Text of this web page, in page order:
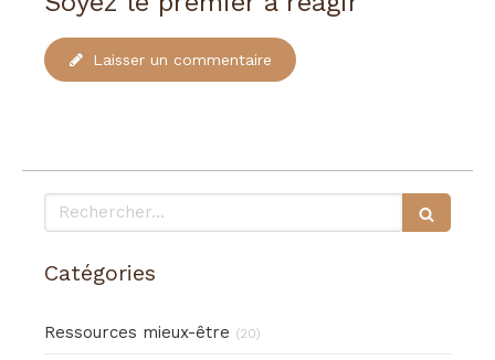
Laisser un commentaire
Rechercher
Catégories
Ressources mieux-être (20)